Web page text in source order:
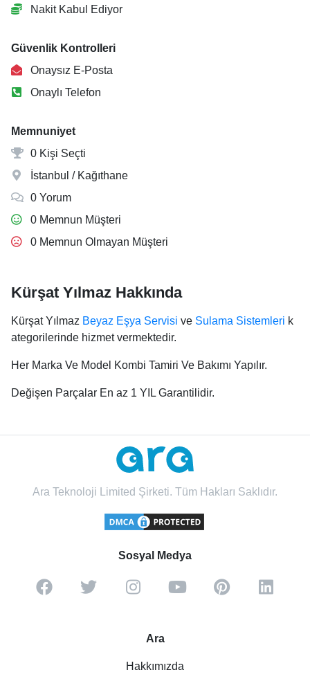
Nakit Kabul Ediyor
Güvenlik Kontrolleri
Onaysız E-Posta
Onaylı Telefon
Memnuniyet
0 Kişi Seçti
İstanbul / Kağıthane
0 Yorum
0 Memnun Müşteri
0 Memnun Olmayan Müşteri
Kürşat Yılmaz Hakkında
Kürşat Yılmaz Beyaz Eşya Servisi ve Sulama Sistemleri k
ategorilerinde hizmet vermektedir.
Her Marka Ve Model Kombi Tamiri Ve Bakımı Yapılır.
Değişen Parçalar En az 1 YIL Garantilidir.
Ara Teknoloji Limited Şirketi. Tüm Hakları Saklıdır.
Sosyal Medya
Ara
Hakkımızda